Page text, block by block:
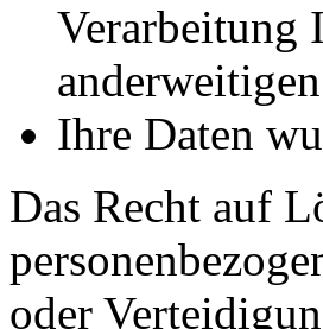
Verarbeitung
Ihre Daten
Das Recht auf
oder